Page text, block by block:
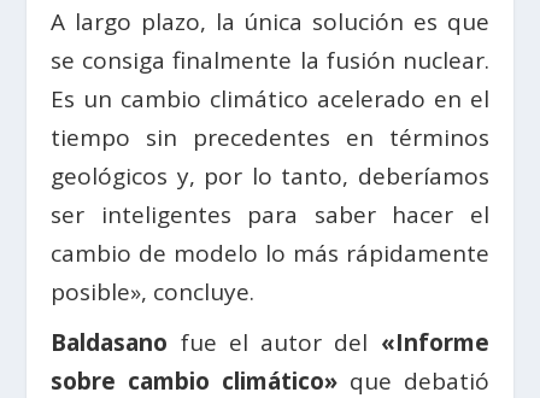
A largo plazo, la única solución es que
se consiga finalmente la fusión nuclear.
Es un cambio climático acelerado en el
tiempo sin precedentes en términos
geológicos y, por lo tanto, deberíamos
ser inteligentes para saber hacer el
cambio de modelo lo más rápidamente
posible», concluye.
Baldasano fue el autor del «Informe
sobre cambio climático» que debatió